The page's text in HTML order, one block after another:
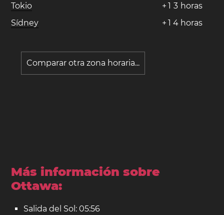
Tokio
+ 1 3 horas
Sídney
+ 1 4 horas
Comparar otra zona horaria...
Más información sobre
Ottawa:
Salida del Sol: 05:56